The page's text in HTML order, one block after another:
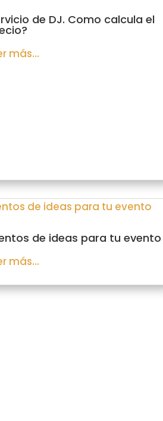
de DJ. Como calcula el
más...
de ideas para tu evento
más...